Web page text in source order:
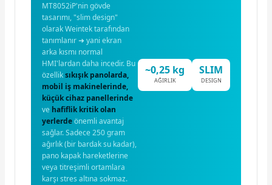
MT8052iP'nin gövde
tasarımı, "slim design"
olarak Weintek tarafından
tanımlanır ➜ yani ekran
arka kısmı normal
HMI'lardan daha incedir. Bu
özelliksıkışık panolarda,
mobil iş makinelerinde,
küçük cihaz panellerinde
ve hafiflik kritik olan
yerlerdeönemli avantaj
sağlar. Sadece 250 gram
ağırlık (bir bardak su kadar),
pano kapak hareketlerine
veya titreşimli ortamlara
karşı stres altına sokmaz.
~0,25 kg
AĞIRLIK
SLIM
DESIGN